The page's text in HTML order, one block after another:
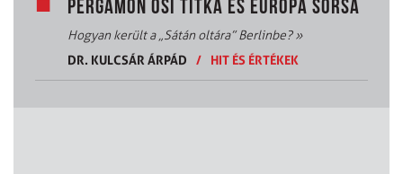
PERGAMON ŐSI TITKA ÉS EURÓPA SORSA
Hogyan került a „Sátán oltára” Berlinbe?»
DR. KULCSÁR ÁRPÁD
/ HIT ÉS ÉRTÉKEK